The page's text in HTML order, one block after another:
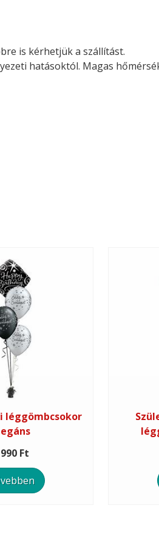
is kérhetjük a szállítást.
hatásoktól. Magas
léggömbcsokor
Ft